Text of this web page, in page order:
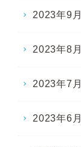
2023年9月
2023年8月
2023年7月
2023年6月